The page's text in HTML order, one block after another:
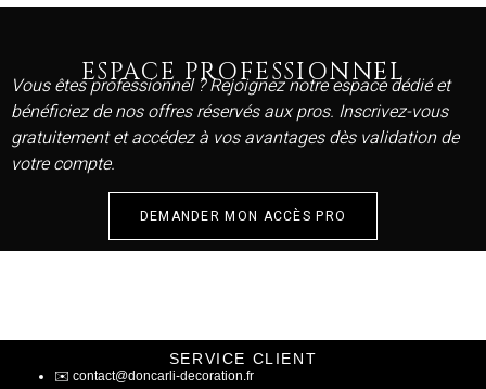
ESPACE PROFESSIONNEL
Vous êtes professionnel ? Rejoignez notre espace dédié et
bénéficiez de nos offres réservés aux pros. Inscrivez-vous
gratuitement et accédez à vos avantages dès validation de
votre compte.
DEMANDER MON ACCÈS PRO
SERVICE CLIENT
✉️ contact@doncarli-decoration.fr